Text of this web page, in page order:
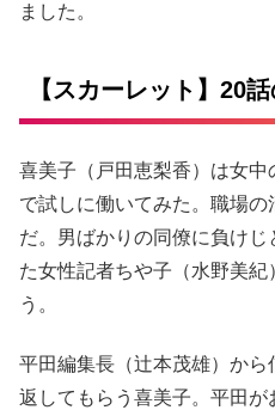
ました。
【スカーレット】20
喜美子（戸田恵梨香）は女
で試しに働いてみた。職場
だ。男ばかりの同僚に負け
た女性記者ちや子（水野美
う。
平田編集長（辻本茂雄）か
返してもらう喜美子。平田が